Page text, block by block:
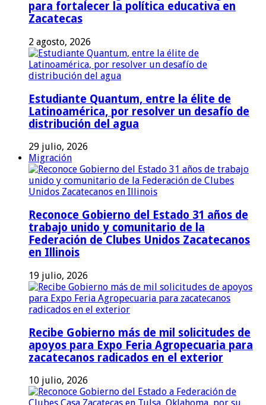
para fortalecer la política educativa en
Zacatecas
2 agosto, 2026
Estudiante Quantum, entre la élite de
Latinoamérica, por resolver un desafío de
distribución del agua
29 julio, 2026
Migración
Reconoce Gobierno del Estado 31 años de
trabajo unido y comunitario de la
Federación de Clubes Unidos Zacatecanos
en Illinois
19 julio, 2026
Recibe Gobierno más de mil solicitudes de
apoyos para Expo Feria Agropecuaria para
zacatecanos radicados en el exterior
10 julio, 2026